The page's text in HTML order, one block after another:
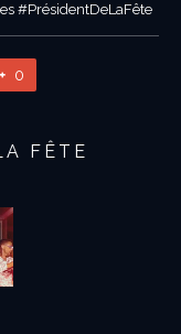
#PrésidentDeLaFête
0
FÊTE